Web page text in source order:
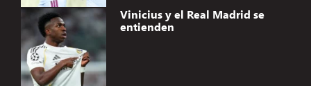
Vinicius y el Real Madrid se
entienden